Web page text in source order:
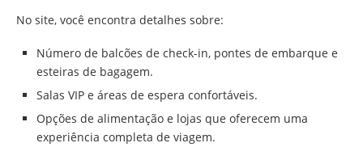
No site, você encontra detalhes sobre:
Número de balcões de check-in, pontes de embarque e
esteiras de bagagem.
Salas VIP e áreas de espera confortáveis.
Opções de alimentação e lojas que oferecem uma
experiência completa de viagem.